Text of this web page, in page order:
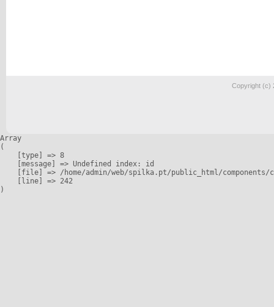
Copyright (c)
Array
(
    [type] => 8
    [message] => Undefined index: id
[file] => /home/admin/web/spilka.pt/public_html/
    [line] => 242